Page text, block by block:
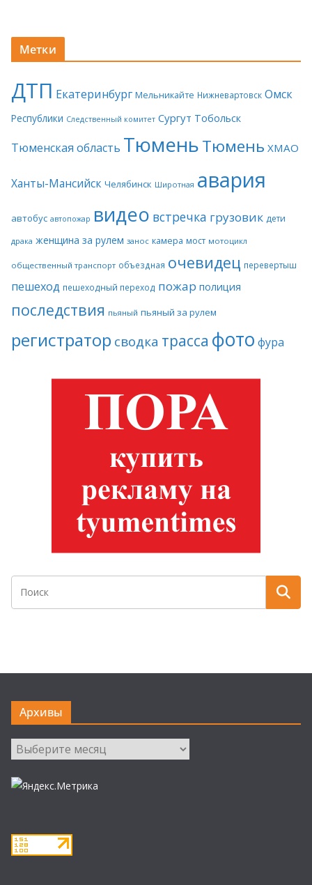
Метки
ДТП Екатеринбург Мельникайте Нижневартовск Омск
Республики Следственный комитет Сургут Тобольск
Тюменская область ТюменьТюмень ХМАО
Ханты-Мансийск Челябинск Широтная авария
автобус автопожар видео встречка грузовик дети
драка женщина за рулем занос камера мост мотоцикл
общественный транспорт объездная очевидец перевертыш
пешеход пешеходный переход пожар полиция
последствия пьяный пьяный за рулем
регистратор сводка трасса фото фура
Архивы
Архивы